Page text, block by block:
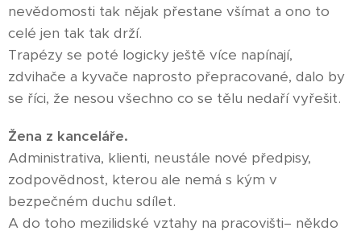
nevědomosti tak nějak přestane všímat a ono to
celé jen tak tak drží.
Trapézy se poté logicky ještě více napínají,
zdvihače a kyvače naprosto přepracované, dalo by
se říci, že nesou všechno co se tělu nedaří vyřešit.
Žena z kanceláře.
Administrativa, klienti, neustále nové předpisy,
zodpovědnost, kterou ale nemá s kým v
bezpečném duchu sdílet.
A do toho mezilidské vztahy na pracovišti– někdo